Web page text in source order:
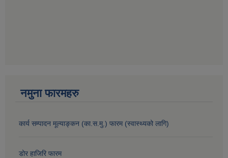
नमुना फारमहरु
कार्य सम्पादन मूल्याङ्कन (का.स.मु.) फारम (स्वास्थ्यको लागि)
डोर हाजिरि फारम